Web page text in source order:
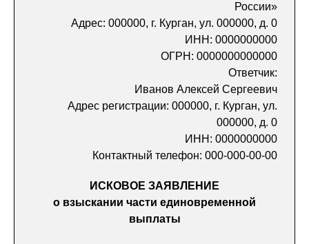
России»
Адрес: 000000, г. Курган, ул. 000000, д. 0
ИНН: 0000000000
ОГРН: 0000000000000
Ответчик:
Иванов Алексей Сергеевич
Адрес регистрации: 000000, г. Курган, ул.
000000, д. 0
ИНН: 0000000000
Контактный телефон: 000-000-00-00
ИСКОВОЕ ЗАЯВЛЕНИЕ
о взыскании части единовременной
выплаты